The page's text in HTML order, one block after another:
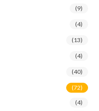
(9)
(4)
(13)
(4)
(40)
(72)
(4)